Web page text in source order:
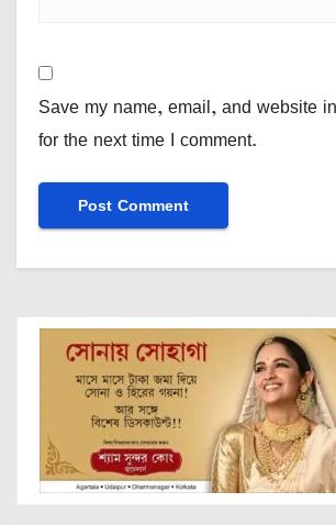
Save my name, email, and website
for the next time I comment.